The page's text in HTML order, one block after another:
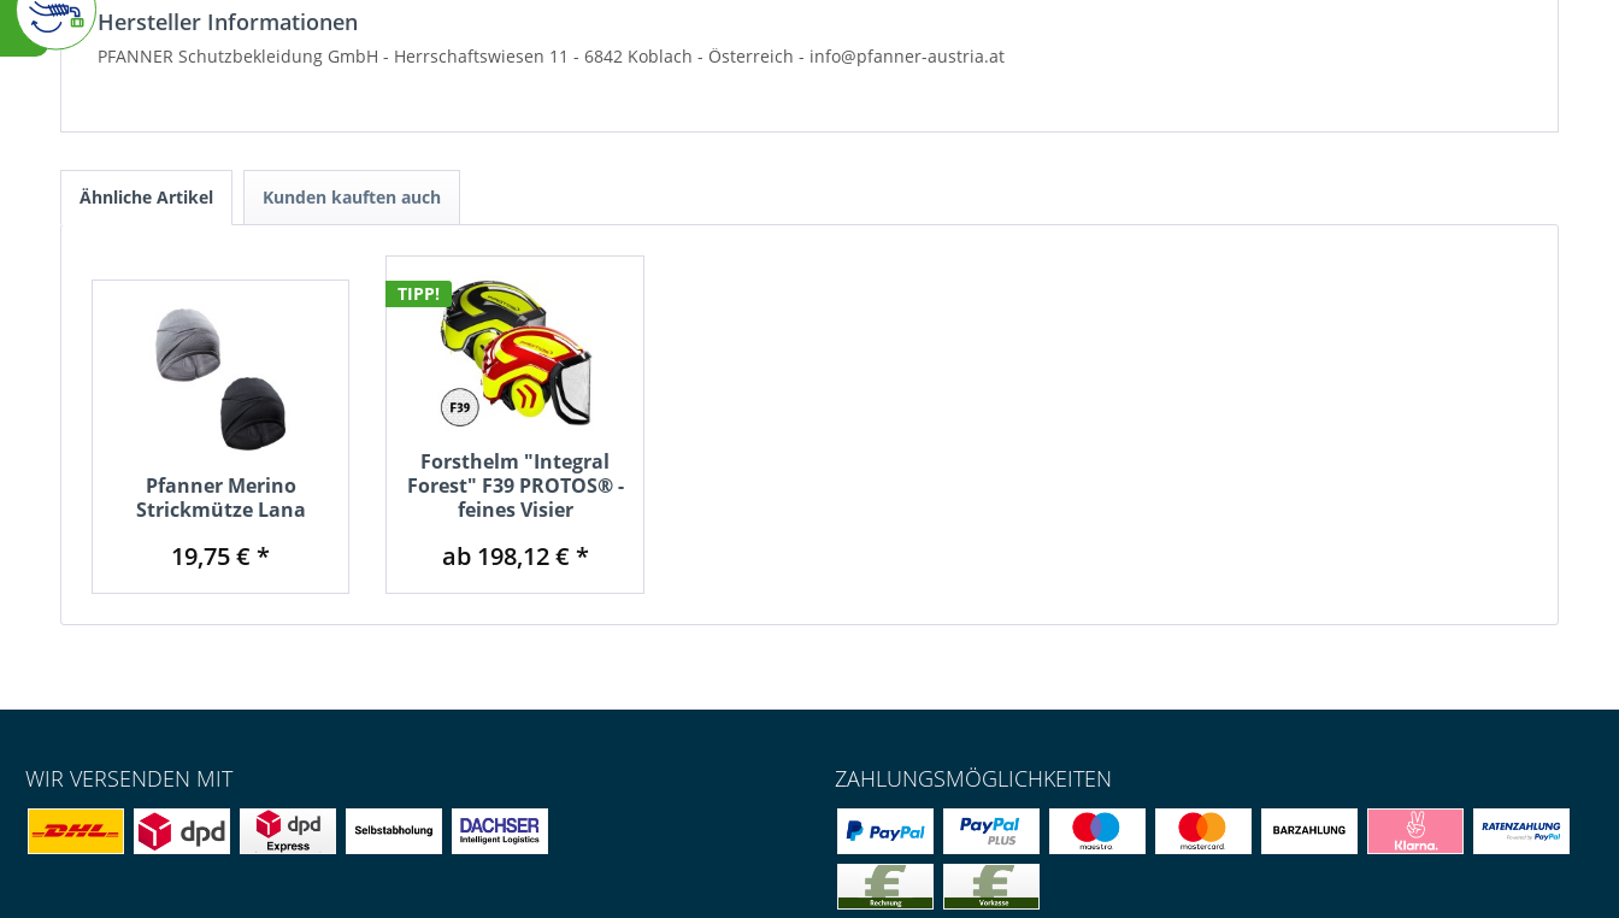
Hersteller Informationen
PFANNER Schutzbekleidung GmbH - Herrschaftswiesen 11 - 6842 Koblach - Österreich - info@pfanner-austria.at
Ähnliche Artikel Kunden kauften auch
Pfanner Merino
Strickmütze Lana
19,75 € *
TIPP!
Forsthelm "Integral
Forest" F39 PROTOS® -
feines Visier
ab 198,12 € *
WIR VERSENDEN MIT ZAHLUNGSMÖGLICHKEITEN